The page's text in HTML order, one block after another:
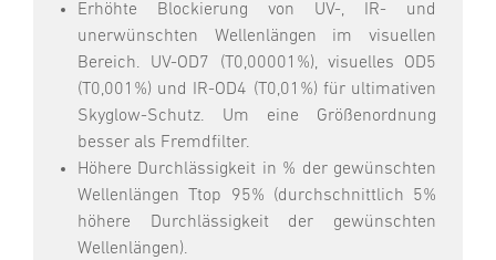
Erhöhte Blockierung von UV-, IR- und
unerwünschten Wellenlängen im visuellen
Bereich. UV-OD7 (T0,00001%), visuelles OD5
(T0,001%) und IR-OD4 (T0,01%) für ultimativen
Skyglow-Schutz. Um eine Größenordnung
besser als Fremdfilter.
Höhere Durchlässigkeit in % der gewünschten
Wellenlängen Ttop 95% (durchschnittlich 5%
höhere Durchlässigkeit der gewünschten
Wellenlängen).